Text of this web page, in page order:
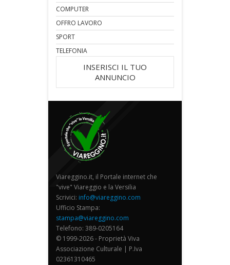
COMPUTER
OFFRO LAVORO
SPORT
TELEFONIA
INSERISCI IL TUO
ANNUNCIO
Viareggino.it, il Portale internet che
"vive" Viareggio e la Versilia
Scrivici: info@viareggino.com
Ufficio Stampa:
stampa@viareggino.com
Telefono: 389-0205164
© 1999-2026 - Proprietà Viva
Associazione Culturale | P.Iva
02361310465